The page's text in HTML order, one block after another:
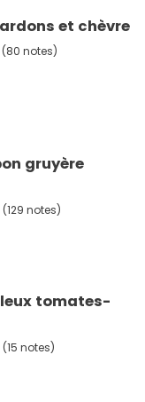
et chèvre
(80 notes)
gruyère
(129 notes)
tomates-
(15 notes)